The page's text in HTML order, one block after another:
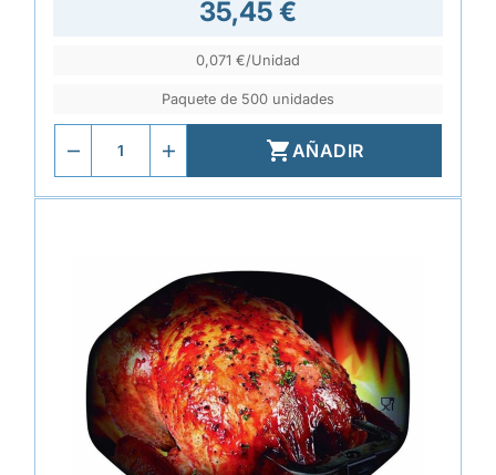
35,45 €
0,071 €/Unidad
Paquete de 500 unidades
AÑADIR